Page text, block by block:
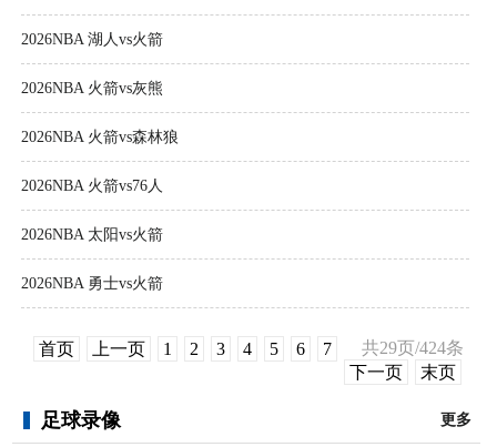
2026NBA 湖人vs火箭
2026NBA 火箭vs灰熊
2026NBA 火箭vs森林狼
2026NBA 火箭vs76人
2026NBA 太阳vs火箭
2026NBA 勇士vs火箭
共29页/424条
首页 上一页 1 2 3 4 5 6
7
下一页
末页
足球录像 更多